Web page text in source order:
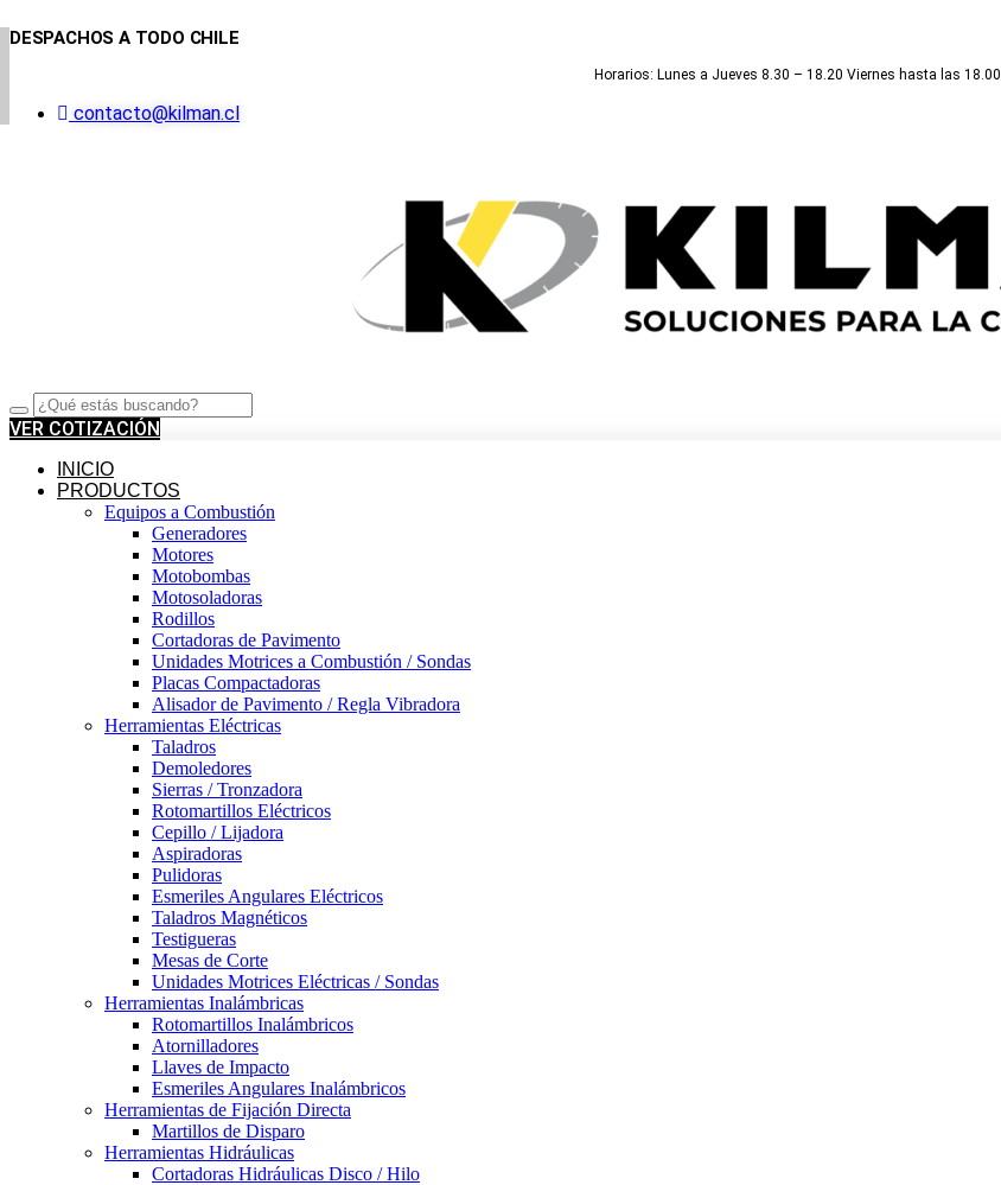
al
DESPACHOS A TODO CHILE
Horarios: Lunes a Jueves 8.30 – 18.20 Viernes hasta las 18.00
contacto@kilman.cl
VER COTIZACIÓN
INICIO
PRODUCTOS
Equipos a Combustión
Generadores
Motores
Motobombas
Motosoladoras
Rodillos
Cortadoras de Pavimento
Unidades Motrices a Combustión / Sondas
Placas Compactadoras
Alisador de Pavimento / Regla Vibradora
Herramientas Eléctricas
Taladros
Demoledores
Sierras / Tronzadora
Rotomartillos Eléctricos
Cepillo / Lijadora
Aspiradoras
Pulidoras
Esmeriles Angulares Eléctricos
Taladros Magnéticos
Testigueras
Mesas de Corte
Unidades Motrices Eléctricas / Sondas
Herramientas Inalámbricas
Rotomartillos Inalámbricos
Atornilladores
Llaves de Impacto
Esmeriles Angulares Inalámbricos
Herramientas de Fijación Directa
Martillos de Disparo
Herramientas Hidráulicas
Cortadoras Hidráulicas Disco / Hilo